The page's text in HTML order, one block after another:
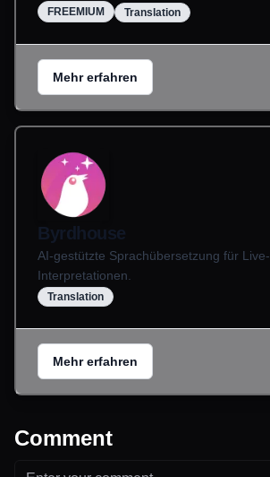
FREEMIUM Translation
Mehr erfahren
Byrdhouse
AI-gestützte Sprachübersetzung für Live-
Interpretationen.
Translation
Mehr erfahren
Comment